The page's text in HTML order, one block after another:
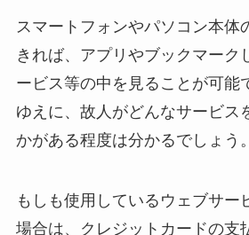
スマートフォンやパソコン本体
きれば、アプリやブックマーク
ービス等の中を見ることが可能
ゆえに、故人がどんなサービス
かがある程度は分かるでしょう。
もしも使用しているウェブサー
場合は、クレジットカードの支